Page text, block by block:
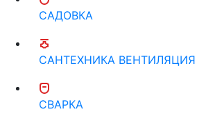
САДОВКА
САНТЕХНИКА ВЕНТИЛЯЦИЯ
СВАРКА